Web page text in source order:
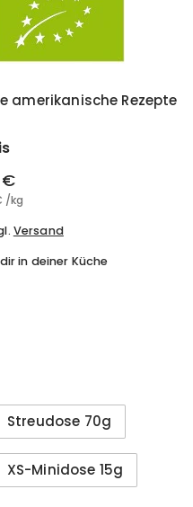
amerikanische Rezepte
€
€
112,86
/kg
Versand
in deiner Küche
Streudose 70g
XS-Minidose 15g